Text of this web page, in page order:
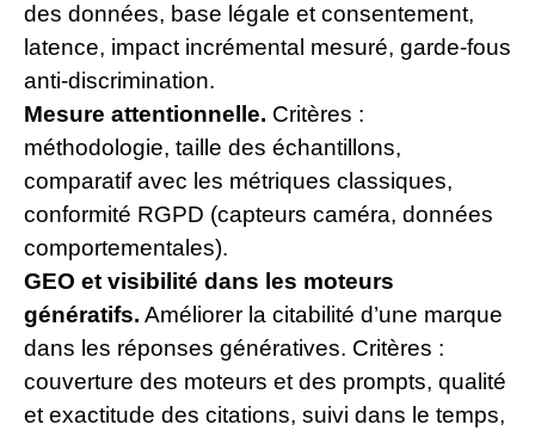
des données, base légale et consentement,
latence, impact incrémental mesuré, garde-fous
anti-discrimination.
Mesure attentionnelle. Critères :
méthodologie, taille des échantillons,
comparatif avec les métriques classiques,
conformité RGPD (capteurs caméra, données
comportementales).
GEO et visibilité dans les moteurs
génératifs. Améliorer la citabilité d’une marque
dans les réponses génératives. Critères :
couverture des moteurs et des prompts, qualité
et exactitude des citations, suivi dans le temps,